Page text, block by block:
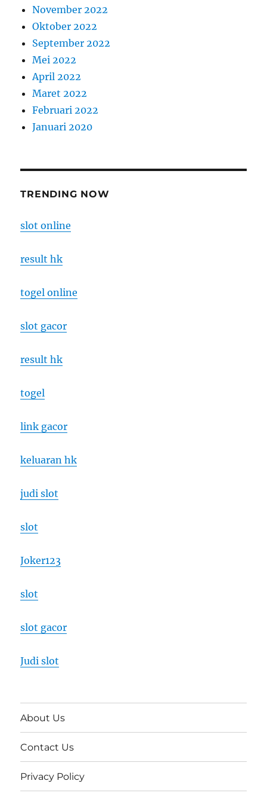
November 2022
Oktober 2022
September 2022
Mei 2022
April 2022
Maret 2022
Februari 2022
Januari 2020
TRENDING NOW
slot online
result hk
togel online
slot gacor
result hk
togel
link gacor
keluaran hk
judi slot
slot
Joker123
slot
slot gacor
Judi slot
About Us
Contact Us
Privacy Policy